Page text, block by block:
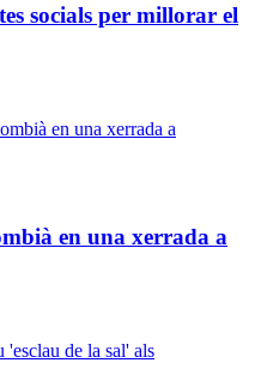
socials per millorar el
en una xerrada a